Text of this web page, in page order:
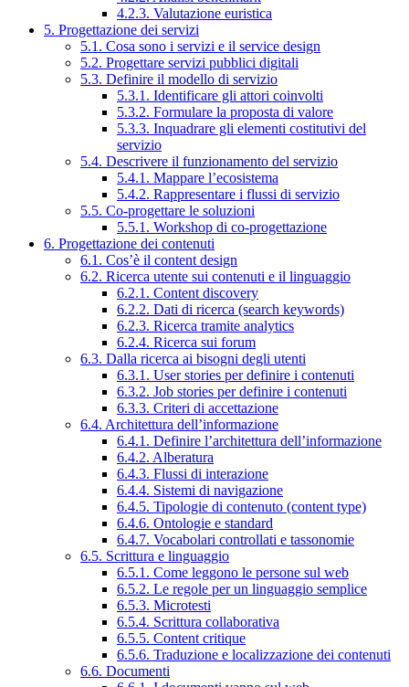
4.2.3. Valutazione euristica
5. Progettazione dei servizi
5.1. Cosa sono i servizi e il service design
5.2. Progettare servizi pubblici digitali
5.3. Definire il modello di servizio
5.3.1. Identificare gli attori coinvolti
5.3.2. Formulare la proposta di valore
5.3.3. Inquadrare gli elementi costitutivi del
servizio
5.4. Descrivere il funzionamento del servizio
5.4.1. Mappare l’ecosistema
5.4.2. Rappresentare i flussi di servizio
5.5. Co-progettare le soluzioni
5.5.1. Workshop di co-progettazione
6. Progettazione dei contenuti
6.1. Cos’è il content design
6.2. Ricerca utente sui contenuti e il linguaggio
6.2.1. Content discovery
6.2.2. Dati di ricerca (search keywords)
6.2.3. Ricerca tramite analytics
6.2.4. Ricerca sui forum
6.3. Dalla ricerca ai bisogni degli utenti
6.3.1. User stories per definire i contenuti
6.3.2. Job stories per definire i contenuti
6.3.3. Criteri di accettazione
6.4. Architettura dell’informazione
6.4.1. Definire l’architettura dell’informazione
6.4.2. Alberatura
6.4.3. Flussi di interazione
6.4.4. Sistemi di navigazione
6.4.5. Tipologie di contenuto (content type)
6.4.6. Ontologie e standard
6.4.7. Vocabolari controllati e tassonomie
6.5. Scrittura e linguaggio
6.5.1. Come leggono le persone sul web
6.5.2. Le regole per un linguaggio semplice
6.5.3. Microtesti
6.5.4. Scrittura collaborativa
6.5.5. Content critique
6.5.6. Traduzione e localizzazione dei contenuti
6.6. Documenti